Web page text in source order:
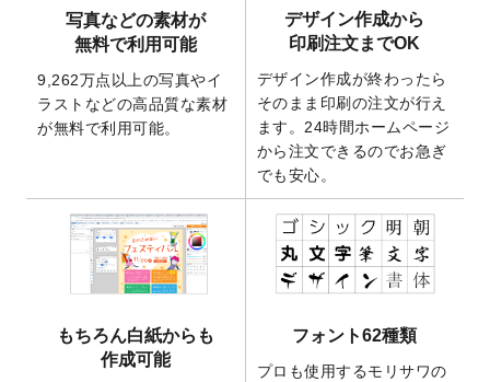
2025/12/22
2026年版4月始まりのカレンダーデザイン
テンプレート
を公開いたしました。
開いたしました。
2025/9/30
【新商品】クリアファイルバッグ が作成で
きるようになりました！
2026年午年の年賀状デザインテンプレート
を公開いたしました。
2025/9/10
喪中はがき・寒中見舞いのデザインテンプ
レートを公開いたしました。
2025/8/1
9,160万点以上の写真やイラスト素材が無料
2025/7/30
キャンバスプリントのデザインテンプレー
トを追加いたしました。
写真などの素材が
無料で利用可能
9,262万点以上の写真やイ
ラストなどの高品質な素材
が無料で利用可能。
デザイン作成から
印刷注文までOK
デザイン作成が終わったら
そのまま印刷の注文が行え
ます。24時間ホームページ
から注文できるのでお急ぎ
でも安心。
もちろん白紙からも
作成可能
フォント62種類
プロも使用するモリサワの